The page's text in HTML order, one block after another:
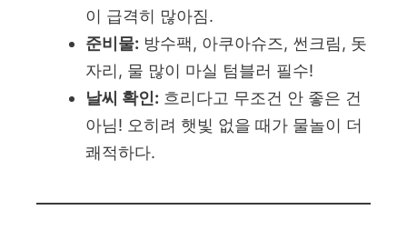
이 급격히 많아짐.
준비물: 방수팩, 아쿠아슈즈, 썬크림, 돗
자리, 물 많이 마실 텀블러 필수!
날씨 확인: 흐리다고 무조건 안 좋은 건
아님! 오히려 햇빛 없을 때가 물놀이 더
쾌적하다.